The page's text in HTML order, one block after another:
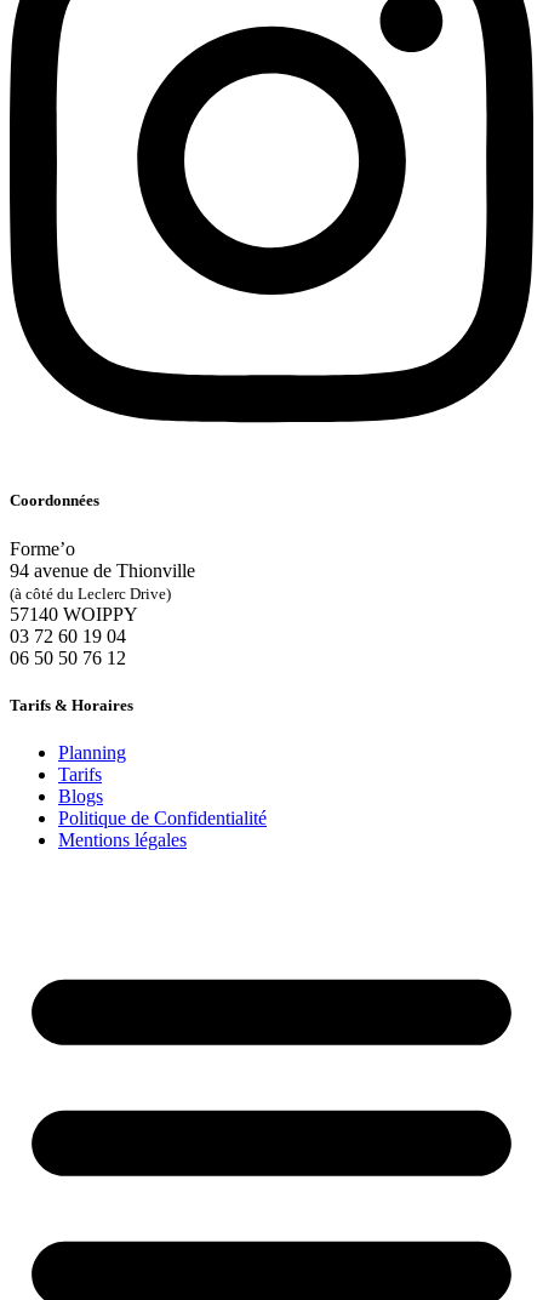
Coordonnées
Forme’o
94 avenue de Thionville
(à côté du Leclerc Drive)
57140 WOIPPY
‭03 72 60 19 04‬
06 50 50 76 12
Tarifs & Horaires
Planning
Tarifs
Blogs
Politique de Confidentialité
Mentions légales